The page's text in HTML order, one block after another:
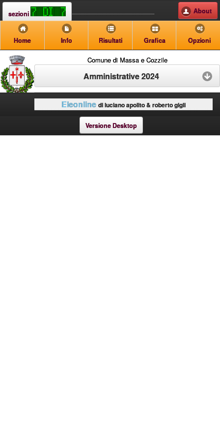
sezioni About
Home Info Risultati Grafica Opzioni
Comune di Massa e Cozzile
Amministrative 2024
Eleonline di luciano apolito & roberto gigli
Versione Desktop